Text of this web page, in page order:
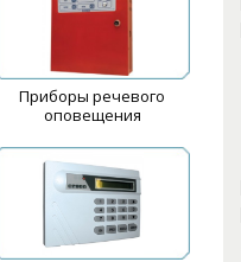
Приборы речевого
оповещения